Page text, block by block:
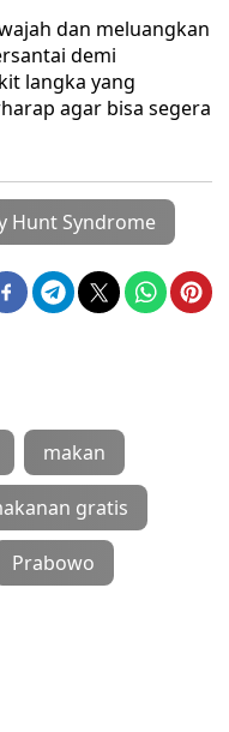
dan meluangkan
demi
langka yang
agar bisa segera
Hunt Syndrome
makan
gratis
Prabowo